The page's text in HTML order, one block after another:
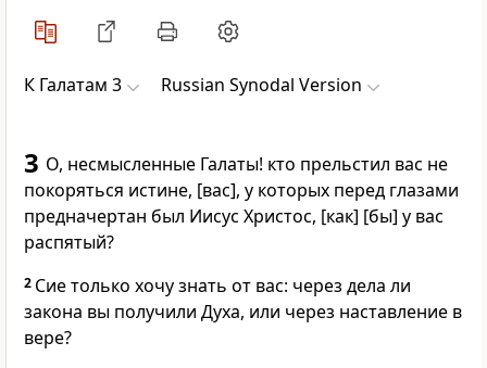
К Галатам 3 Russian Synodal Version
3 О, несмысленные Галаты! кто прельстил вас не
покоряться истине, [вас], у которых перед глазами
предначертан был Иисус Христос, [как] [бы] у вас
распятый?
2 Сие только хочу знать от вас: через дела ли
закона вы получили Духа, или через наставление в
вере?